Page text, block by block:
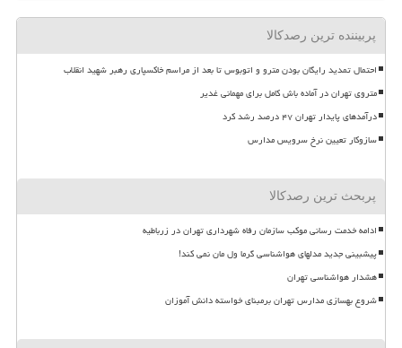
پربیننده ترین رصدکالا
احتمال تمدید رایگان بودن مترو و اتوبوس تا بعد از مراسم خاکسپاری رهبر شهید انقلاب
متروی تهران در آماده باش کامل برای مهمانی غدیر
درآمدهای پایدار تهران ۴۷ درصد رشد کرد
سازوکار تعیین نرخ سرویس مدارس
پربحث ترین رصدکالا
ادامه خدمت رسانی موکب سازمان رفاه شهرداری تهران در زرباطیه
پیشبینی جدید مدلهای هواشناسی گرما ول مان نمی کند!
هشدار هواشناسی تهران
شروع بهسازی مدارس تهران برمبنای خواسته دانش آموزان